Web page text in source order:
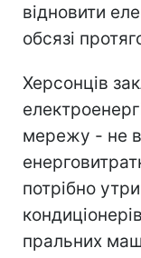
відновити
обсязі
Херсонців
мережу - не
потрібно
пральних